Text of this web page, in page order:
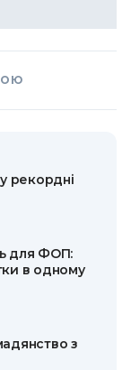
рекордні
для ФОП:
в одному
з